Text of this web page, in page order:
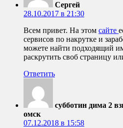
Сергей
28.10.2017 в 21:30
Всем привет. На этом сайте
сервисов по накрутке и
можете найти подходящий
раскрутить своб страницу
Ответить
субботин дима 2
омск
07.12.2018 в 15:58